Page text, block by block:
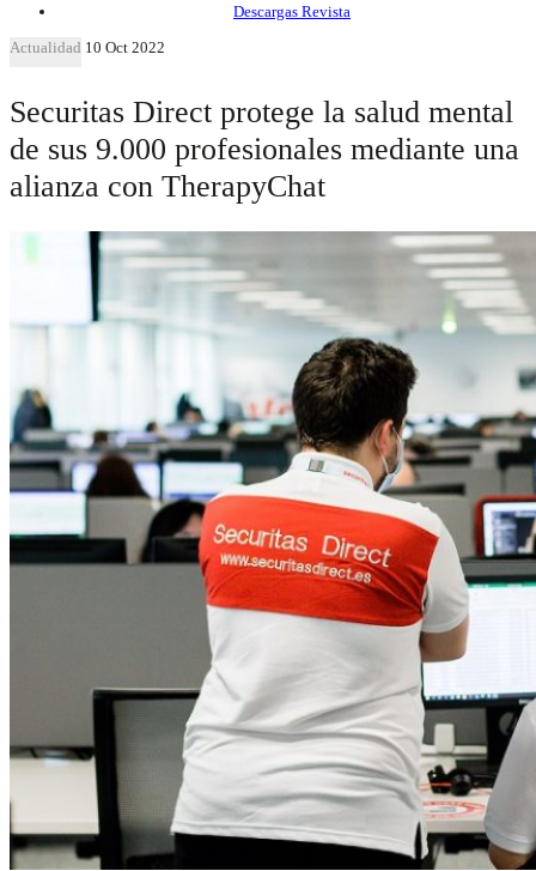
Descargas Revista
Actualidad 10 Oct 2022
Securitas Direct protege la salud mental
de sus 9.000 profesionales mediante una
alianza con TherapyChat